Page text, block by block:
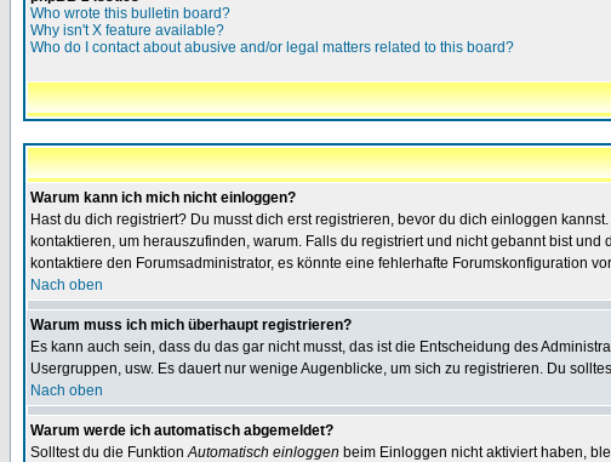
Who wrote this bulletin board?
Why isn't X feature available?
Who do I contact about abusive and/or legal matters related to this board?
Warum kann ich mich nicht einloggen?
Hast du dich registriert? Du musst dich erst registrieren, bevor du dich einloggen
kontaktieren, um herauszufinden, warum. Falls du registriert und nicht gebannt bist
kontaktiere den Forumsadministrator, es könnte eine fehlerhafte Forumskonfiguration
Nach oben
Warum muss ich mich überhaupt registrieren?
Es kann auch sein, dass du das gar nicht musst, das ist die Entscheidung des
Usergruppen, usw. Es dauert nur wenige Augenblicke, um sich zu registrieren. Du
Nach oben
Warum werde ich automatisch abgemeldet?
Solltest du die FunktionAutomatisch einloggen beim Einloggen nicht aktiviert haben,